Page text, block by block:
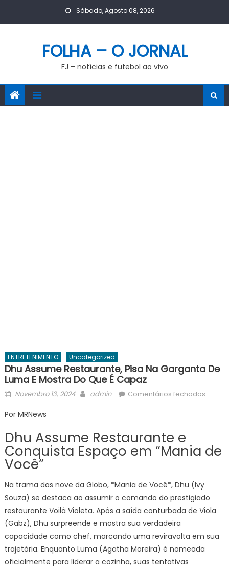
Sábado, Agosto 08, 2026
FOLHA – O JORNAL
FJ – notícias e futebol ao vivo
ENTRETENIMENTO Uncategorized
Dhu Assume Restaurante, Pisa Na Garganta De
Luma E Mostra Do Que É Capaz
Posted
Novembro 13, 2024 Author
admin Comentários fechadosem
na
e
mostra
que
Por MRNews
Dhu Assume Restaurante e
Conquista Espaço em “Mania de
Você”
Na trama das nove da Globo, *Mania de Você*, Dhu (Ivy
Souza) se destaca ao assumir o comando do prestigiado
restaurante Voilà Violeta. Após a saída conturbada de Viola
(Gabz), Dhu surpreende e mostra sua verdadeira
capacidade como chef, marcando uma reviravolta em sua
trajetória. Enquanto Luma (Agatha Moreira) é nomeada
oficialmente para liderar a cozinha, suas tentativas